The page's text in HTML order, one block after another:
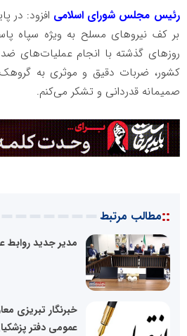
رئیس مجلس شورای اسلامی افزود: در
بر کف نیرو‌های مسلح به ویژه سپاه
روز‌های گذشته با انجام عملیات‌های
کشور، ضربات دقیق و موثری به
صمیمانه قدردانی و تشکر می‌کنم.
::مطالب مرتبط
مدیر جدید روابط
خبرنگار تبریزی
عمومی دفتر